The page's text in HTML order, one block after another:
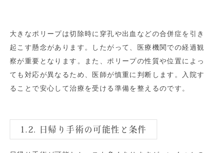
大きなポリープは切除時に穿孔や出血などの合併症を引き
起こす懸念があります。したがって、医療機関での経過観
察が重要となります。また、ポリープの性質や位置によっ
ても対応が異なるため、医師が慎重に判断します。入院す
ることで安心して治療を受ける準備を整えるのです。
1.2. 日帰り手術の可能性と条件